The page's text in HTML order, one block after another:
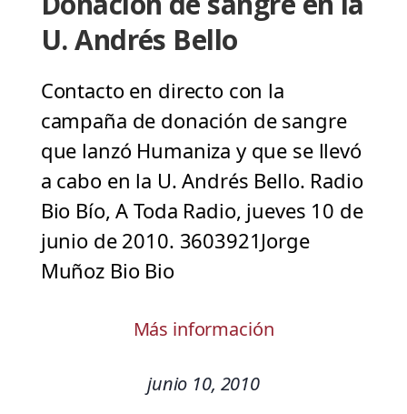
U. Andrés Bello
Contacto en directo con la
campaña de donación de sangre
que lanzó Humaniza y que se llevó
a cabo en la U. Andrés Bello. Radio
Bio Bío, A Toda Radio, jueves 10 de
junio de 2010. 3603921Jorge
Muñoz Bio Bio
Más información
junio 10, 2010